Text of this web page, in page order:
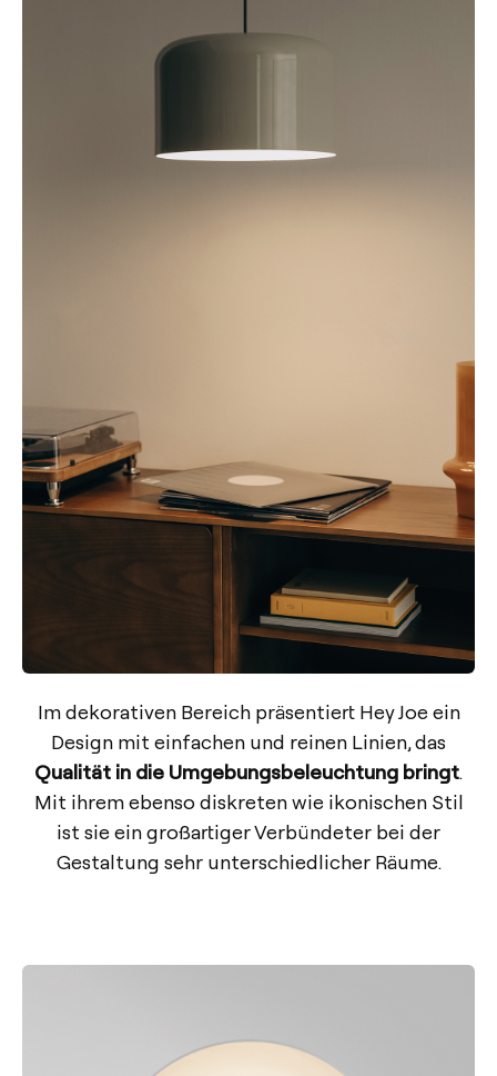
Im dekorativen Bereich präsentiert Hey Joe ein
Design mit einfachen und reinen Linien, das
Qualität in die Umgebungsbeleuchtung bringt.
Mit ihrem ebenso diskreten wie ikonischen Stil
ist sie ein großartiger Verbündeter bei der
Gestaltung sehr unterschiedlicher Räume.